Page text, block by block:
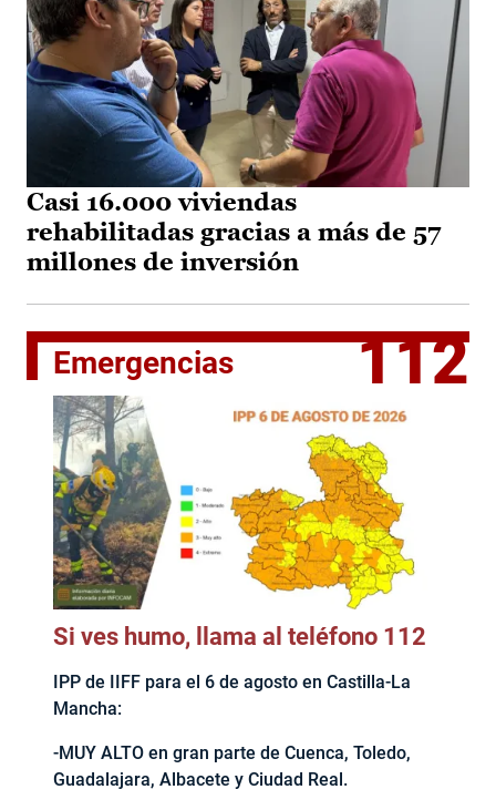
Casi 16.000 viviendas
rehabilitadas gracias a más de 57
millones de inversión
Emergencias 112
Si ves humo, llama al teléfono 112
IPP de IIFF para el 6 de agosto en Castilla-La
Mancha:
-MUY ALTO en gran parte de Cuenca, Toledo,
Guadalajara, Albacete y Ciudad Real.